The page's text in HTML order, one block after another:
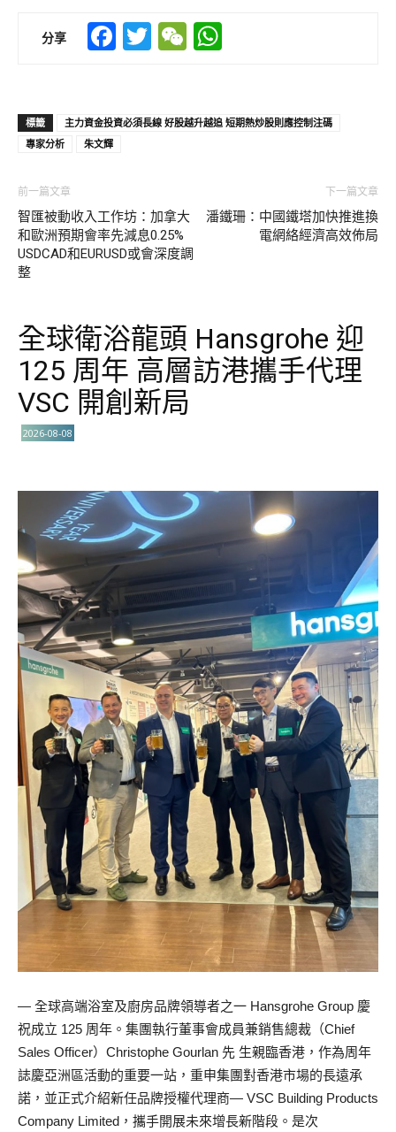
分享 Facebook
TwitterWeChat
標籤
主力資金投資必須長線 好股越升越追 短期熱炒股則應控制注碼
專家分析
朱文輝
前一篇文章
智匯被動收入工作坊：加拿大
和歐洲預期會率先減息0.25%
USDCAD和EURUSD或會深度調
整
下一篇文章
潘鐵珊：中國鐵塔加快推進換
電網絡經濟高效佈局
全球衛浴龍頭 Hansgrohe 迎
125 周年 高層訪港攜手代理
VSC 開創新局
2026-08-08
— 全球高端浴室及廚房品牌領導者之一 Hansgrohe Group 慶
祝成立 125 周年。集團執行董事會成員兼銷售總裁（Chief
Sales Officer）Christophe Gourlan 先 生親臨香港，作為周年
誌慶亞洲區活動的重要一站，重申集團對香港市場的長遠承
諾，並正式介紹新任品牌授權代理商— VSC Building Products
Company Limited，攜手開展未來增長新階段。是次